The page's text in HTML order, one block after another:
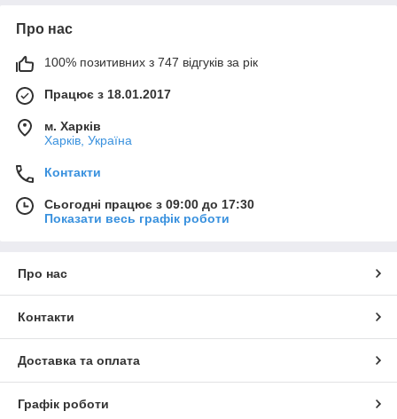
Про нас
100% позитивних з 747 відгуків за рік
Працює з 18.01.2017
м. Харків
Харків, Україна
Контакти
Сьогодні працює з 09:00 до 17:30
Показати весь графік роботи
Про нас
Контакти
Доставка та оплата
Графік роботи